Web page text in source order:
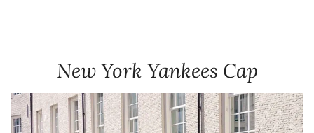
New York Yankees Cap